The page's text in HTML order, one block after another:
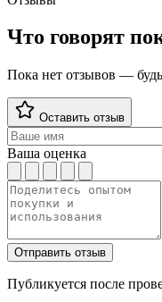
Что говорят
Пока нет отзывов —
Оставить отзыв
Ваша оценка
Отправить отзыв
Публикуется после